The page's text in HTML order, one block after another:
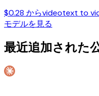
$0.28 からvideotext to
モデルを見る
最近追加された